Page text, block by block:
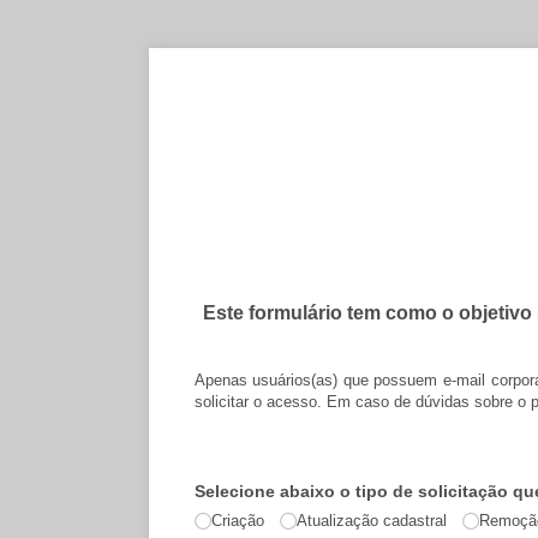
Este formulário tem como o
Apenas usuários(as) que possuem e-mail
solicitar o acesso. Em caso de dúvidas sobre o
Selecione abaixo o tipo de solicitação
Criação Atualização cadastral